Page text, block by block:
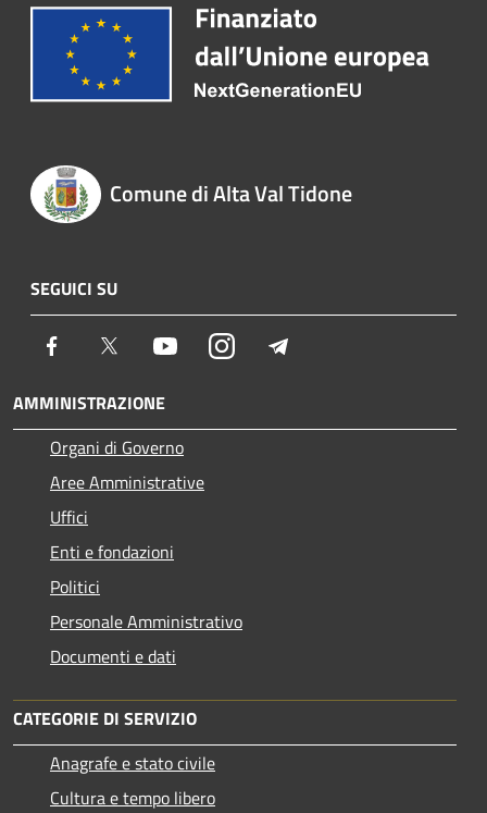
Comune di Alta Val Tidone
SEGUICI SU
Facebook Twitter YoutubeInstagram
AMMINISTRAZIONE
Organi di Governo
Aree Amministrative
Uffici
Enti e fondazioni
Politici
Personale Amministrativo
Documenti e dati
CATEGORIE DI SERVIZIO
Anagrafe e stato civile
Cultura e tempo libero